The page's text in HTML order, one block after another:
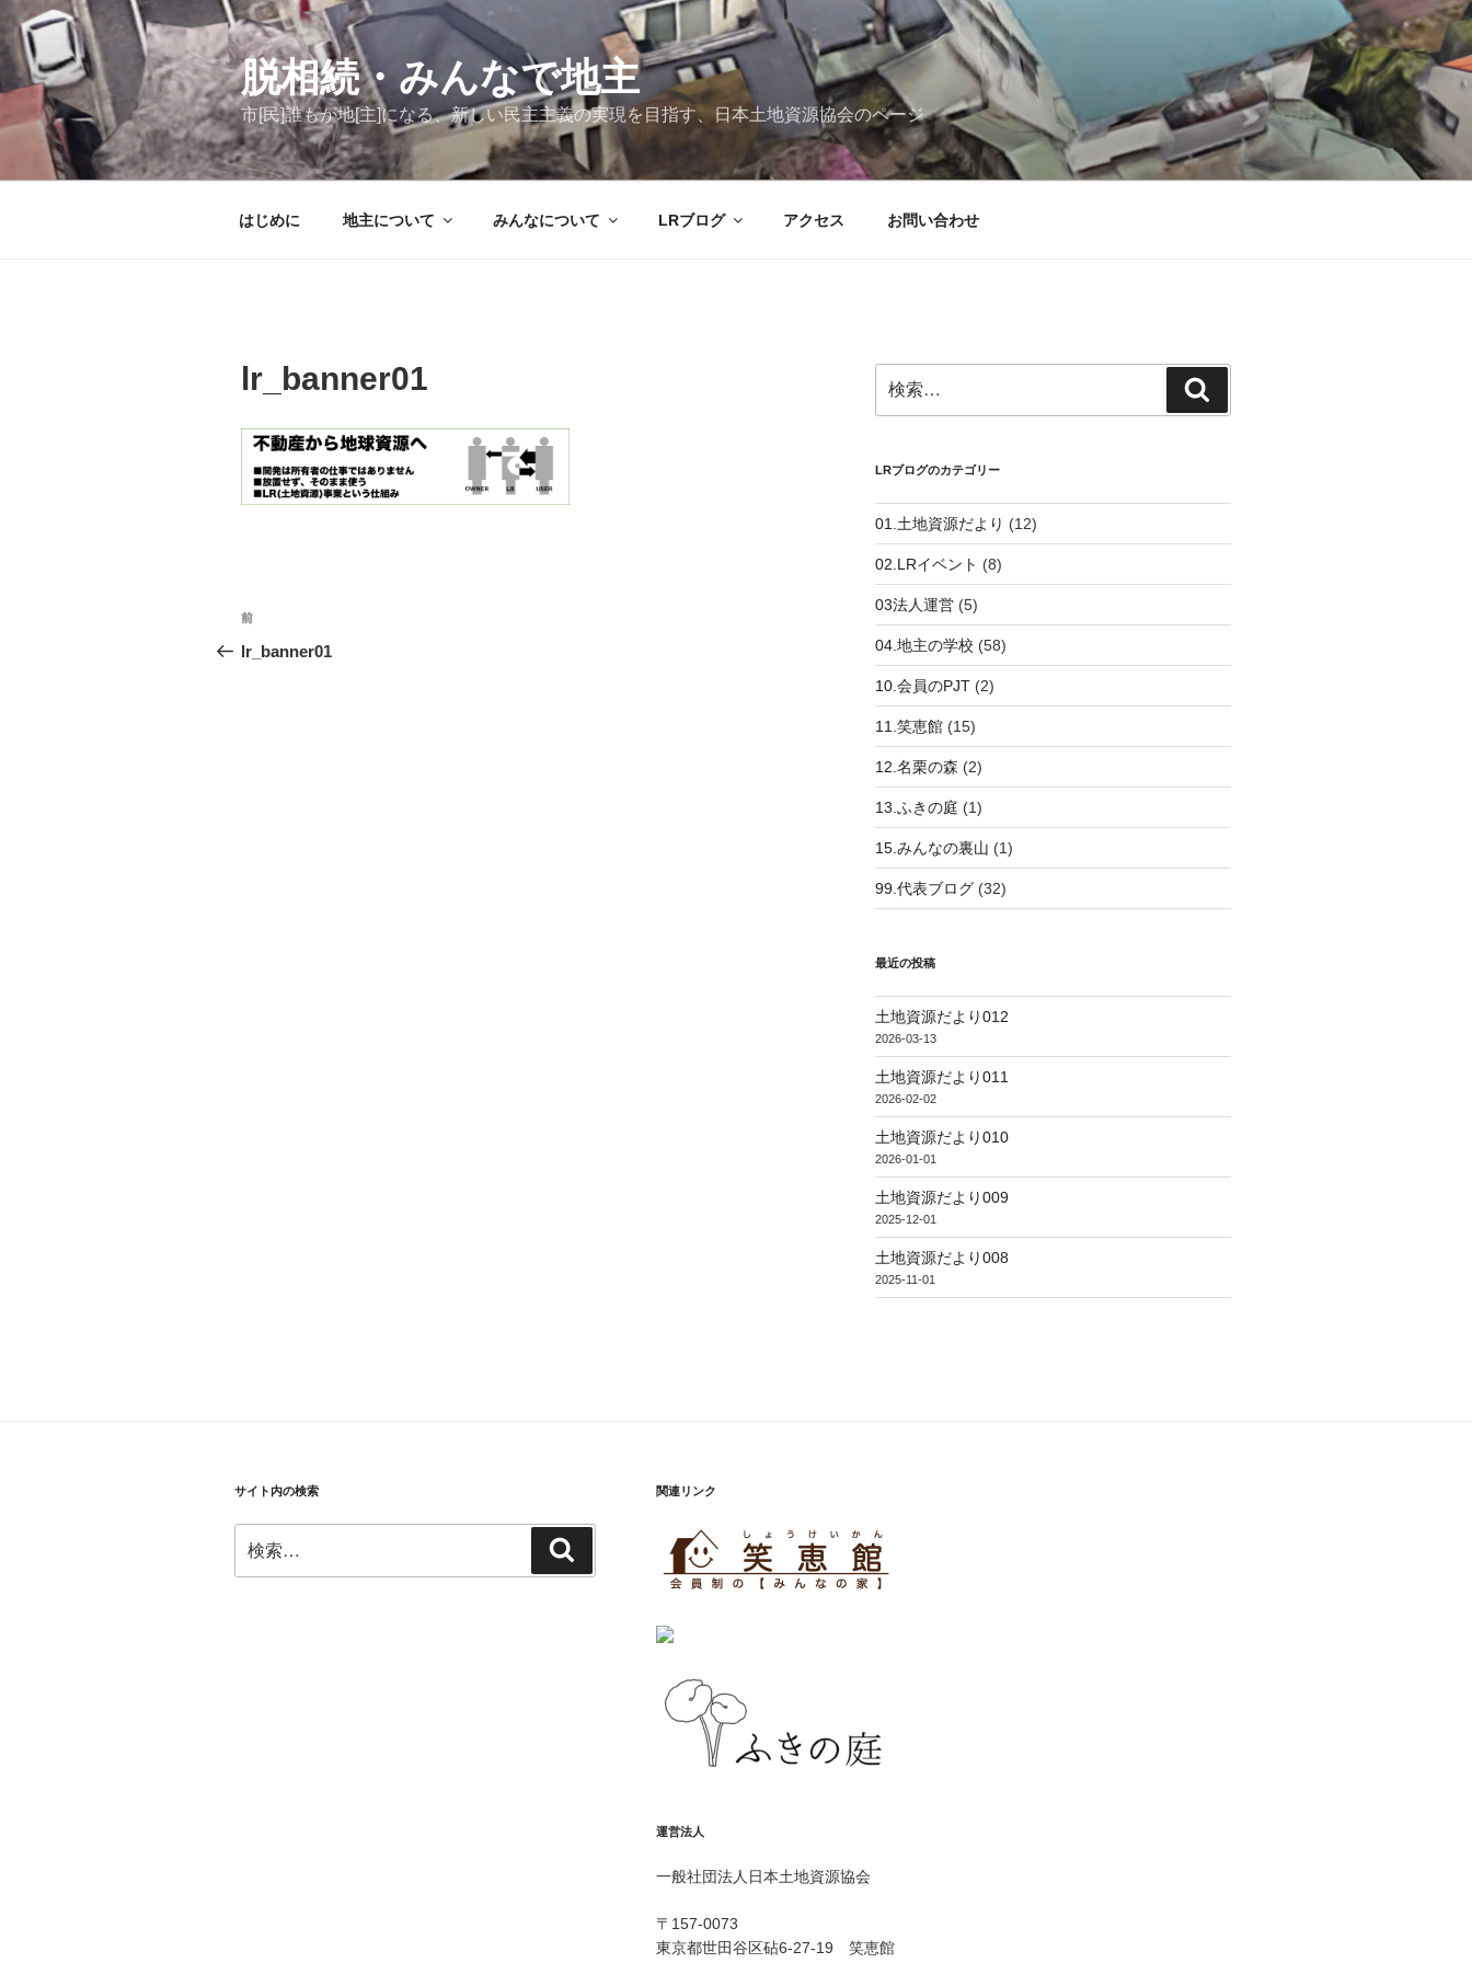
ン
テ
ン
脱相続・みんなで地主
市[民]誰もが地[主]になる、新しい民主主義の実現を目指す、日本土地資源協会のページ
はじめに 地主について みんなについて LRブログ アクセス お問い合わせ
lr_banner01
投
稿
前
の
前
lr_banner01
索:
索
LRブログのカテゴリー
01.土地資源だより (12)
02.LRイベント (8)
03法人運営(5)
04.地主の学校 (58)
10.会員のPJT(2)
11.笑恵館(15)
12.名栗の森 (2)
13.ふきの庭 (1)
15.みんなの裏山 (1)
99.代表ブログ(32)
最近の投稿
土地資源だより012
2026-03-13
土地資源だより011
2026-02-02
土地資源だより010
2026-01-01
土地資源だより009
2025-12-01
土地資源だより008
2025-11-01
サイト内の検索
索:
索
関連リンク
運営法人
一般社団法人日本土地資源協会
〒157-0073
東京都世田谷区砧6-27-19 笑恵館